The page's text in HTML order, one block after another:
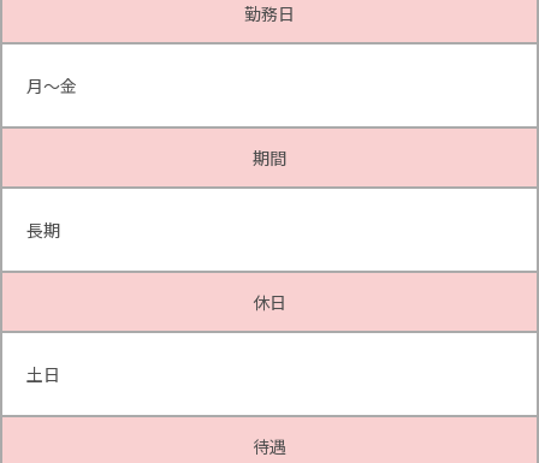
勤務日
月～金
期間
長期
休日
土日
待遇